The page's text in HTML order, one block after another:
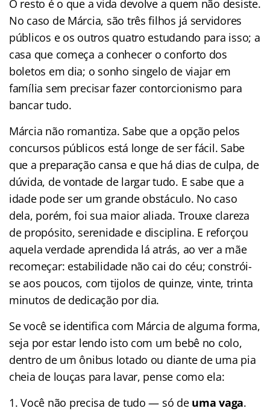
O resto é o que a vida devolve a quem não desiste.
No caso de Márcia, são três filhos já servidores
públicos e os outros quatro estudando para isso; a
casa que começa a conhecer o conforto dos
boletos em dia; o sonho singelo de viajar em
família sem precisar fazer contorcionismo para
bancar tudo.
Márcia não romantiza. Sabe que a opção pelos
concursos públicos está longe de ser fácil. Sabe
que a preparação cansa e que há dias de culpa, de
dúvida, de vontade de largar tudo. E sabe que a
idade pode ser um grande obstáculo. No caso
dela, porém, foi sua maior aliada. Trouxe clareza
de propósito, serenidade e disciplina. E reforçou
aquela verdade aprendida lá atrás, ao ver a mãe
recomeçar: estabilidade não cai do céu; constrói-
se aos poucos, com tijolos de quinze, vinte, trinta
minutos de dedicação por dia.
Se você se identifica com Márcia de alguma forma,
seja por estar lendo isto com um bebê no colo,
dentro de um ônibus lotado ou diante de uma pia
cheia de louças para lavar, pense como ela:
Você não precisa de tudo — só de uma vaga.